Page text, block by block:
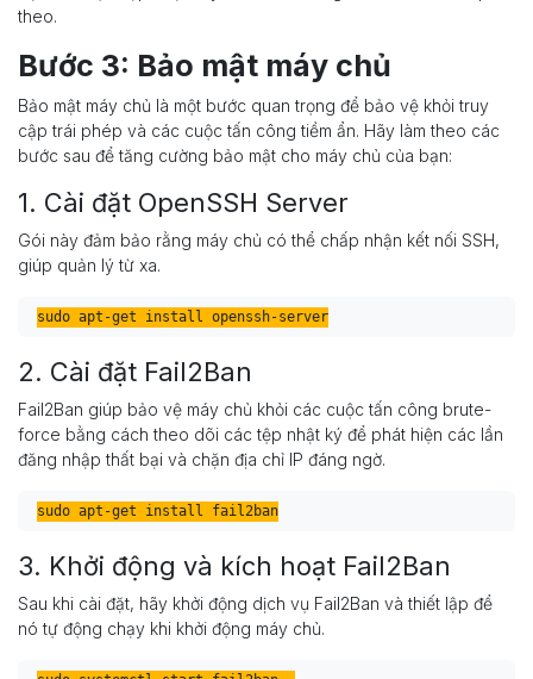
theo.
Bước 3: Bảo mật máy chủ
Bảo mật máy chủ là một bước quan trọng để bảo vệ khỏi truy
cập trái phép và các cuộc tấn công tiềm ẩn. Hãy làm theo các
bước sau để tăng cường bảo mật cho máy chủ của bạn:
1. Cài đặt OpenSSH Server
Gói này đảm bảo rằng máy chủ có thể chấp nhận kết nối SSH,
giúp quản lý từ xa.
sudo apt-get install openssh-server
2. Cài đặt Fail2Ban
Fail2Ban giúp bảo vệ máy chủ khỏi các cuộc tấn công brute-
force bằng cách theo dõi các tệp nhật ký để phát hiện các lần
đăng nhập thất bại và chặn địa chỉ IP đáng ngờ.
sudo apt-get install fail2ban
3. Khởi động và kích hoạt Fail2Ban
Sau khi cài đặt, hãy khởi động dịch vụ Fail2Ban và thiết lập để
nó tự động chạy khi khởi động máy chủ.